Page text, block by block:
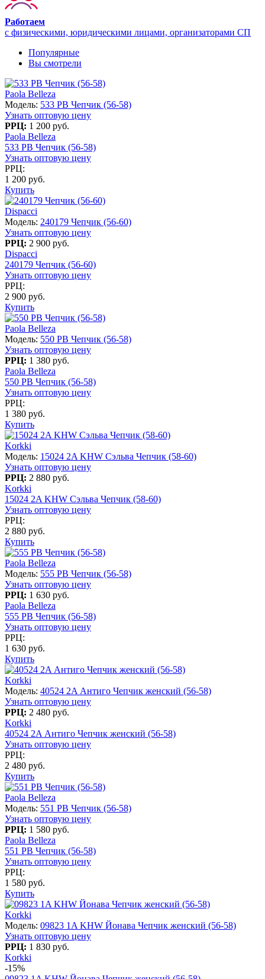
Работаем
с физическими, юридическими лицами, организаторами СП
Популярные
Вы смотрели
Paola Belleza
Модель: 533 PB Чепчик (56-58)
Узнать оптовую цену
РРЦ: 1 200 руб.
Paola Belleza
533 PB Чепчик (56-58)
Узнать оптовую цену
РРЦ:
1 200 руб.
Купить
Dispacci
Модель: 240179 Чепчик (56-60)
Узнать оптовую цену
РРЦ: 2 900 руб.
Dispacci
240179 Чепчик (56-60)
Узнать оптовую цену
РРЦ:
2 900 руб.
Купить
Paola Belleza
Модель: 550 PB Чепчик (56-58)
Узнать оптовую цену
РРЦ: 1 380 руб.
Paola Belleza
550 PB Чепчик (56-58)
Узнать оптовую цену
РРЦ:
1 380 руб.
Купить
Korkki
Модель: 15024 2A KHW Сэльва Чепчик (58-60)
Узнать оптовую цену
РРЦ: 2 880 руб.
Korkki
15024 2A KHW Сэльва Чепчик (58-60)
Узнать оптовую цену
РРЦ:
2 880 руб.
Купить
Paola Belleza
Модель: 555 PB Чепчик (56-58)
Узнать оптовую цену
РРЦ: 1 630 руб.
Paola Belleza
555 PB Чепчик (56-58)
Узнать оптовую цену
РРЦ:
1 630 руб.
Купить
Korkki
Модель: 40524 2A Антиго Чепчик женский (56-58)
Узнать оптовую цену
РРЦ: 2 480 руб.
Korkki
40524 2A Антиго Чепчик женский (56-58)
Узнать оптовую цену
РРЦ:
2 480 руб.
Купить
Paola Belleza
Модель: 551 PB Чепчик (56-58)
Узнать оптовую цену
РРЦ: 1 580 руб.
Paola Belleza
551 PB Чепчик (56-58)
Узнать оптовую цену
РРЦ:
1 580 руб.
Купить
Korkki
Модель: 09823 1A KHW Йонава Чепчик женский (56-58)
Узнать оптовую цену
РРЦ: 1 830 руб.
Korkki
-15%